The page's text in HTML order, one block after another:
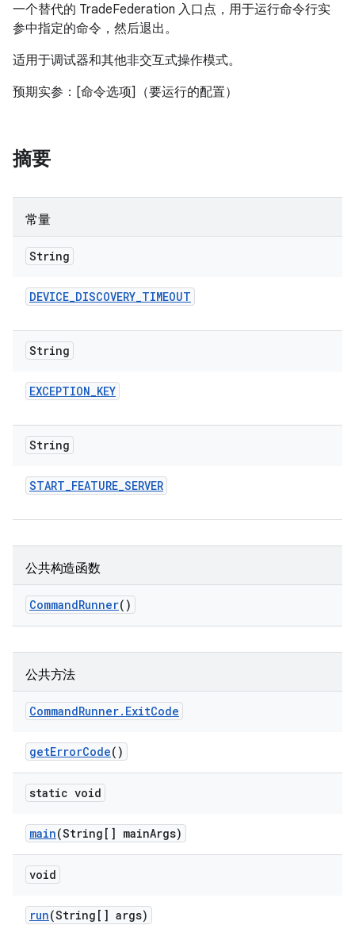
一个替代的 TradeFederation 入口点，用于运行命令行实
参中指定的命令，然后退出。
适用于调试器和其他非交互式操作模式。
预期实参：[命令选项]（要运行的配置）
摘要
常量
String
DEVICE_DISCOVERY_TIMEOUT
String
EXCEPTION_KEY
String
START_FEATURE_SERVER
公共构造函数
CommandRunner()
公共方法
CommandRunner. ExitCode
getErrorCode()
static void
main(String[] mainArgs)
void
run(String[] args)